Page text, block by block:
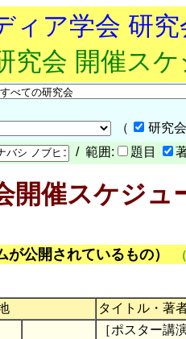
ィア学会 研
究会 開催ス
（
研究
/ 範囲: 題目
開催スケジュ
公開されているもの）
タイトル・著
［ポスター講